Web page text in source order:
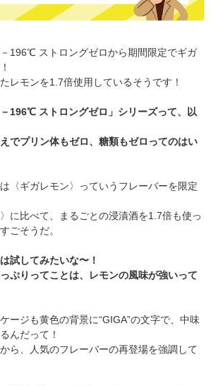
196℃ ストロングゼロから期間限定でギガ
レモンを1.7倍使用しているそうです！
196℃ ストロングゼロ」シリーズって、以
でプリン体もゼロ、糖類もゼロってのはい
〈ギガレモン〉っていうフレーバーを限定
に比べて、まるごとの浸漬酒を1.7倍も使っ
ごそうだ。
試してみたいな〜！
ぷりってことは、レモンの風味が強いって
ージも黄色の背景に“GIGA”の文字で、中味
んだって！
ら、人気のフレーバーの再登場を強調して